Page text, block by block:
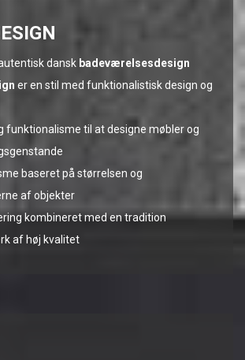
dansk badeværelsesdesign
er en stil med funktionalistisk design og
funktionalisme til at designe møbler og
baseret på størrelsen og
af objekter
kombineret med en tradition
af høj kvalitet